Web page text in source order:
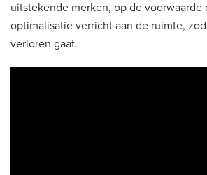
uitstekende merken, op de voorwaarde
optimalisatie verricht aan de ruimte,
verloren gaat.